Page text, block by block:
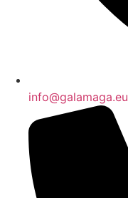
info@galamaga.eu